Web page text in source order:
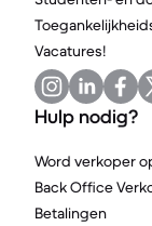
Vacatures!
Hulp nodig?
Word verkoper
Back Office
Betalingen